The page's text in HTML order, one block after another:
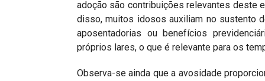
adoção são contribuições relevantes deste
disso, muitos idosos auxiliam no sustento
aposentadorias ou benefícios
próprios lares, o que é relevante para os
Observa-se ainda que a avosidade